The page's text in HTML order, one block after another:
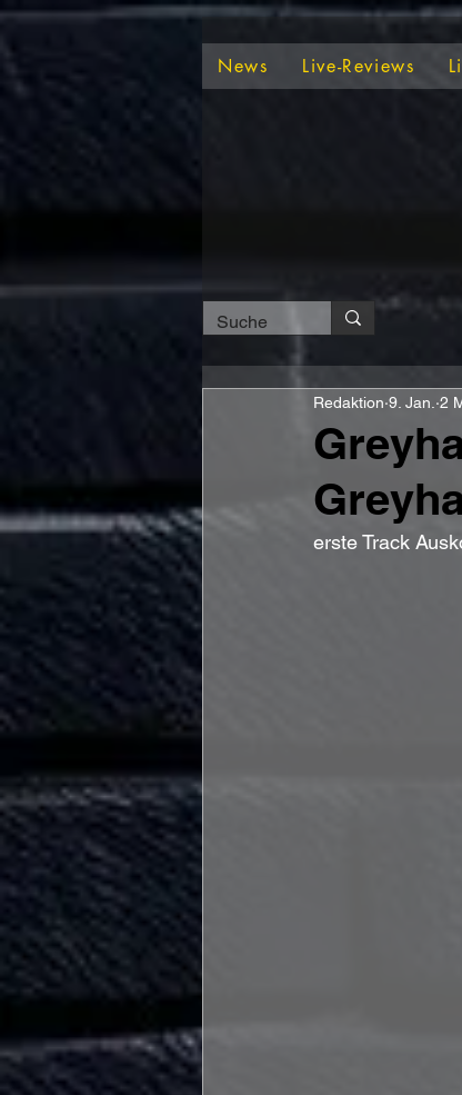
News Live-Reviews
Redaktion 9. Jan. 2
erste Track